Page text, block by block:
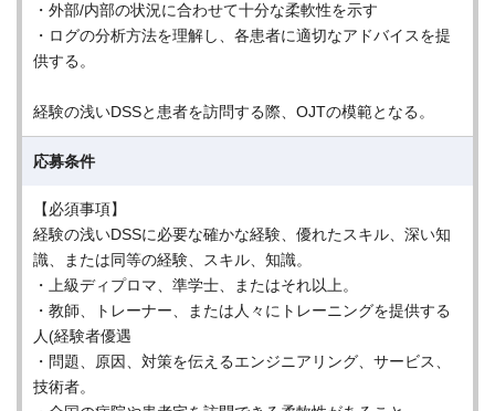
・外部/内部の状況に合わせて十分な柔軟性を示す
・ログの分析方法を理解し、各患者に適切なアドバイスを提
供する。
経験の浅いDSSと患者を訪問する際、OJTの模範となる。
応募条件
【必須事項】
経験の浅いDSSに必要な確かな経験、優れたスキル、深い知
識、または同等の経験、スキル、知識。
・上級ディプロマ、準学士、またはそれ以上。
・教師、トレーナー、または人々にトレーニングを提供する
人(経験者優遇
・問題、原因、対策を伝えるエンジニアリング、サービス、
技術者。